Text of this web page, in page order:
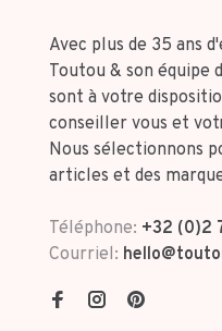
Avec plus de 35 ans
Toutou & son équipe
sont à votre
conseiller vous et
Nous sélectionnons
articles et des
Téléphone: +32 (0)2
Courriel: